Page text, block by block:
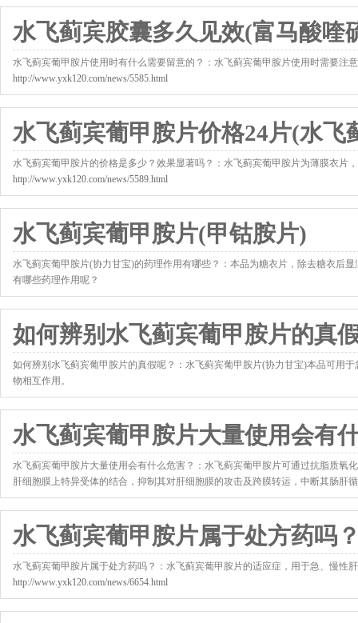
水飞蓟宾胶囊多久见效(富马酸喹
水飞蓟宾葡甲胺片使用时有什么需要留意的？：水飞蓟宾葡甲胺片使用时需要注
http://www.yxk120.com/news/5585.html
水飞蓟宾葡甲胺片价格24片(水飞
水飞蓟宾葡甲胺片的价格是多少？效果显著吗？：水飞蓟宾葡甲胺片为薄膜衣片
http://www.yxk120.com/news/5589.html
水飞蓟宾葡甲胺片(甲钴胺片)
水飞蓟宾葡甲胺片(协力甘宝)的药理作用有哪些？：本品为糖衣片，除去糖衣后
有哪些药理作用呢？
http://www.yxk120.com/news/6190.html
如何辨别水飞蓟宾葡甲胺片的真
如何辨别水飞蓟宾葡甲胺片的真假呢？：水飞蓟宾葡甲胺片(协力甘宝)本品可用
物相互作用。
http://www.yxk120.com/news/6349.html
水飞蓟宾葡甲胺片大量使用会有
水飞蓟宾葡甲胺片大量使用会有什么危害？：水飞蓟宾葡甲胺片可通过抗脂质氧
肝细胞膜上特异受体的结合，抑制其对肝细胞膜的攻击及跨膜转运，中断其肠肝
http://www.yxk120.com/news/6504.html
水飞蓟宾葡甲胺片属于处方药吗
水飞蓟宾葡甲胺片属于处方药吗？：水飞蓟宾葡甲胺片的适应症，用于急、慢性
http://www.yxk120.com/news/6654.html